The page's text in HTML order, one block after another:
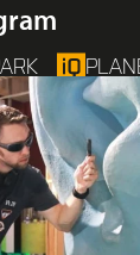
Děti iQ